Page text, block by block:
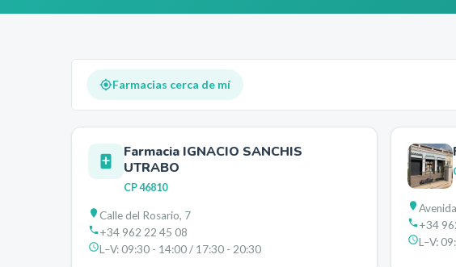
Farmacias cerca de mí
Farmacia IGNACIO SANCHIS
UTRABO
CP46810
Calle del Rosario, 7
+34 962 22 45 08
L–V:09:30 - 14:00 / 17:30 - 20:30
+34
L–V: